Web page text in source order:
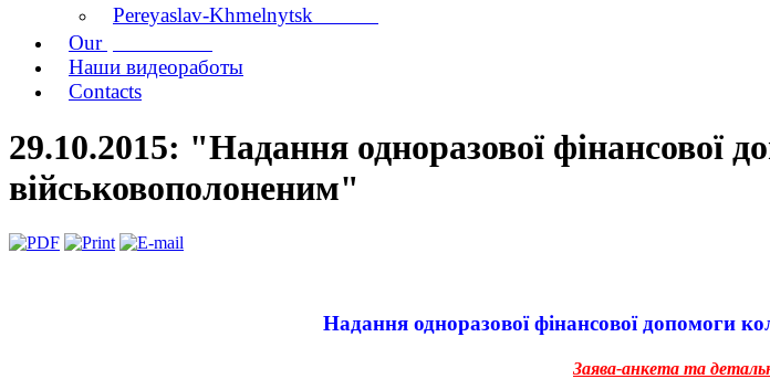
Pereyaslav-Khmelnytsk
Ourpublications
Наши видеоработы
Contacts
29.10.2015: "Надання одноразової фінансової
військовополоненим"
Надання одноразової фінансової допомоги
Заява-анкета та